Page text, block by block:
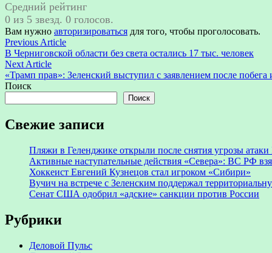
Средний рейтинг
0 из 5 звезд. 0 голосов.
Вам нужно авторизироваться для того, чтобы проголосовать.
Навигация
по
записям
Previous ArticlePrevious
article:
В Черниговской области без света остались 17 тыс. человек
Next ArticleNext
article:
«Трамп прав»: Зеленский выступил с заявлением после побега
Поиск
Поиск
Свежие записи
Пляжи в Геленджике открыли после снятия угрозы
Активные наступательные действия «Севера»: ВС РФ
Хоккеист Евгений Кузнецов стал игроком «Сибири»
Вучич на встрече с Зеленским поддержал
Сенат США одобрил «адские» санкции против России
Рубрики
Деловой Пульс